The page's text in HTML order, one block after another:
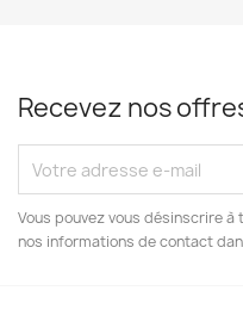
Recevez nos
Vous pouvez vous désinscrire
nos informations de contact